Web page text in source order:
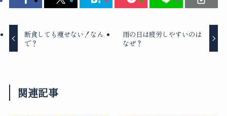
断食しても痩せない！なん
で？
雨の日は疲労しやすいのは
なぜ？
関連記事